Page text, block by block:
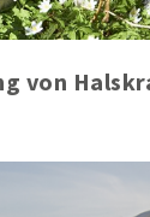
von